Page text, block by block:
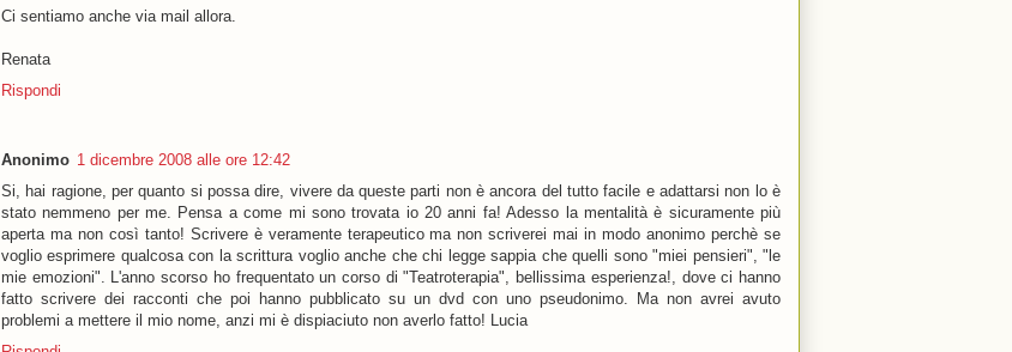
Ci sentiamo anche via mail allora.
Renata
Rispondi
Anonimo 1 dicembre 2008 alle ore 12:42
Si, hai ragione, per quanto si possa dire, vivere da queste parti non è ancora del tutto facile e adattarsi non lo è
stato nemmeno per me. Pensa a come mi sono trovata io 20 anni fa! Adesso la mentalità è sicuramente più
aperta ma non così tanto! Scrivere è veramente terapeutico ma non scriverei mai in modo anonimo perchè se
voglio esprimere qualcosa con la scrittura voglio anche che chi legge sappia che quelli sono "miei pensieri", "le
mie emozioni". L'anno scorso ho frequentato un corso di "Teatroterapia", bellissima esperienza!, dove ci hanno
fatto scrivere dei racconti che poi hanno pubblicato su un dvd con uno pseudonimo. Ma non avrei avuto
problemi a mettere il mio nome, anzi mi è dispiaciuto non averlo fatto! Lucia